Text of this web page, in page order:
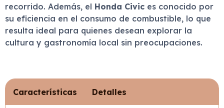
recorrido. Además, el Honda Civic es conocido por
su eficiencia en el consumo de combustible, lo que
resulta ideal para quienes desean explorar la
cultura y gastronomía local sin preocupaciones.
Características Detalles